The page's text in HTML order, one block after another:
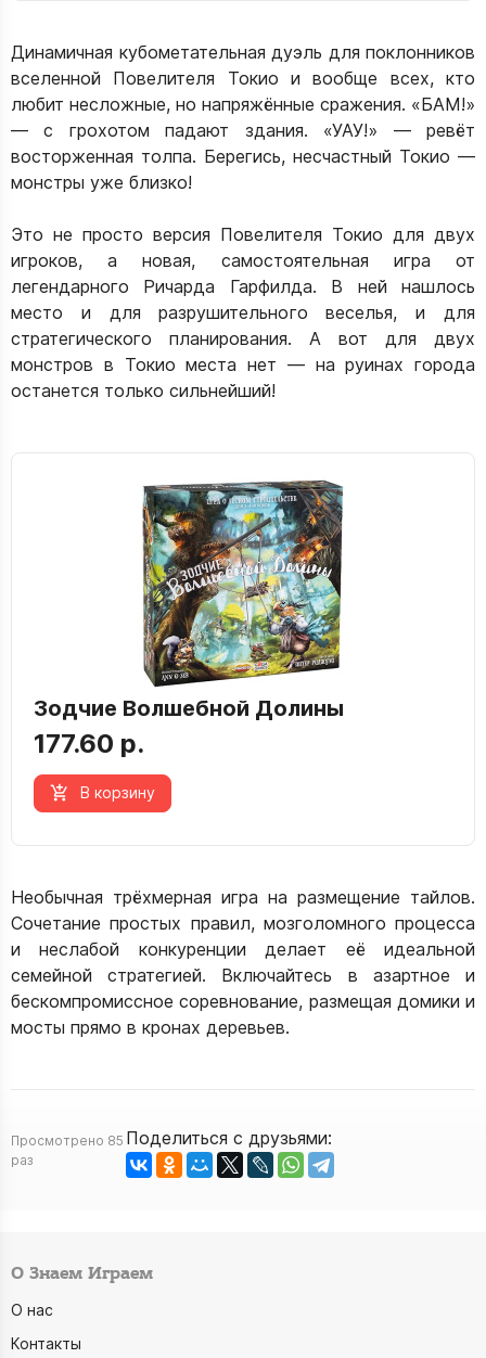
Динамичная кубометательная дуэль для поклонников
вселенной Повелителя Токио и вообще всех, кто
любит несложные, но напряжённые сражения. «БАМ!»
— с грохотом падают здания. «УАУ!» — ревёт
восторженная толпа. Берегись, несчастный Токио —
монстры уже близко!
Это не просто версия Повелителя Токио для двух
игроков, а новая, самостоятельная игра от
легендарного Ричарда Гарфилда. В ней нашлось
место и для разрушительного веселья, и для
стратегического планирования. А вот для двух
монстров в Токио места нет — на руинах города
останется только сильнейший!
Зодчие Волшебной Долины
177.60 р.
В корзину
Необычная трёхмерная игра на размещение тайлов.
Сочетание простых правил, мозголомного процесса
и неслабой конкуренции делает её идеальной
семейной стратегией. Включайтесь в азартное и
бескомпромиссное соревнование, размещая домики и
мосты прямо в кронах деревьев.
Просмотрено 85
раз
Поделиться с друзьями:
О Знаем Играем
О нас
Контакты